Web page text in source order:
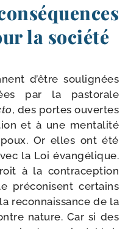
la société
d’être sou­li­gnées
par la pas­to­rale
, des portes ouvertes
et à une men­ta­li­té
Or elles ont été
la Loi évan­gé­lique.
à la contra­cep­tion
pré­co­nisent cer­tains
recon­nais­sance de la
nature. Car si des